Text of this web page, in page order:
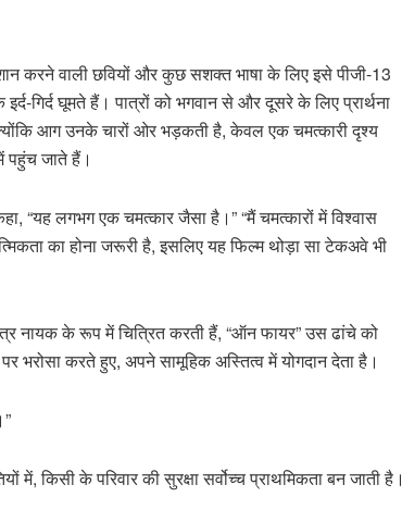
करने वाली छवियों और कुछ सशक्त भाषा के लिए इसे पीजी-13
गिर्द घूमते हैं। पात्रों को भगवान से और दूसरे के लिए प्रार्थना
आग उनके चारों ओर भड़कती है, केवल एक चमत्कारी दृश्य
पहुंच जाते हैं।
“यह लगभग एक चमत्कार जैसा है।” “मैं चमत्कारों में विश्वास
का होना जरूरी है, इसलिए यह फिल्म थोड़ा सा टेकअवे भी
नायक के रूप में चित्रित करती हैं, “ऑन फायर” उस ढांचे को
भरोसा करते हुए, अपने सामूहिक अस्तित्व में योगदान देता है।
में, किसी के परिवार की सुरक्षा सर्वोच्च प्राथमिकता बन जाती है।